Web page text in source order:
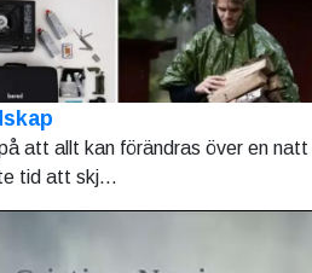
att allt kan förändras över en natt
tid att skj...